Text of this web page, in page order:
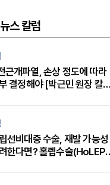
스 칼럼
근개파열, 손상 정도에 따라
결정해야 [박근민 원장 칼
선비대증 수술, 재발 가능성
한다면? 홀렙수술(HoLEP)